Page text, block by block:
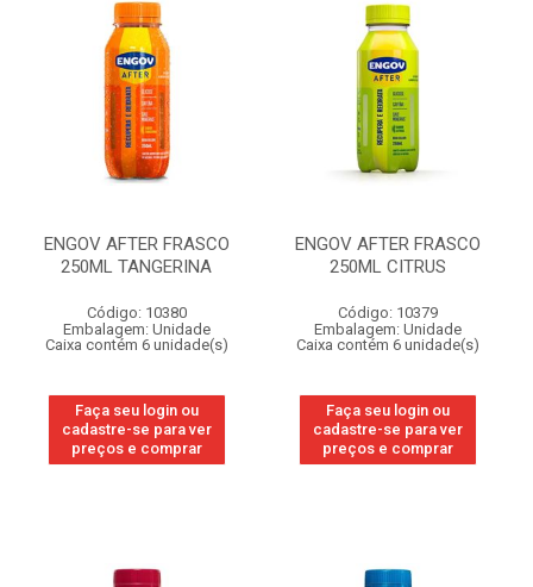
ENGOV AFTER FRASCO
250ML TANGERINA
Código: 10380
Embalagem: Unidade
Caixa contém 6 unidade(s)
Faça seu login ou
cadastre-se para ver
preços e comprar
ENGOV AFTER FRASCO
250ML CITRUS
Código: 10379
Embalagem: Unidade
Caixa contém 6 unidade(s)
Faça seu login ou
cadastre-se para ver
preços e comprar